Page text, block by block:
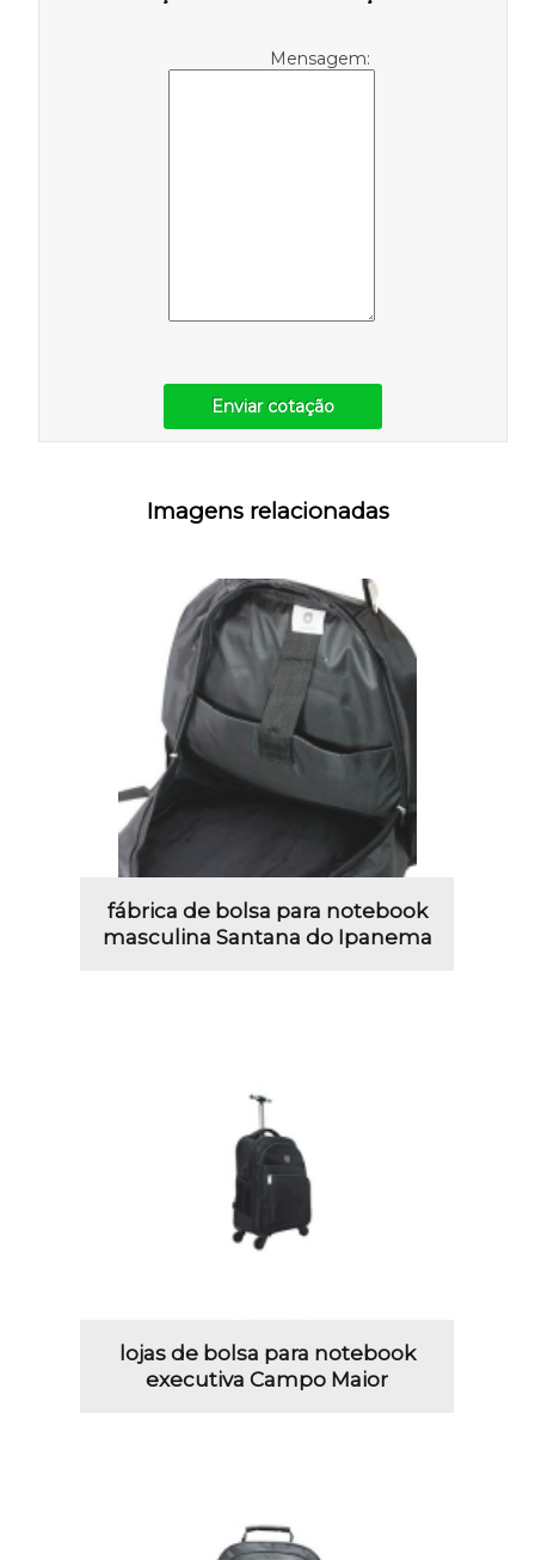
Mensagem:
Enviar cotação
Imagens relacionadas
fábrica de bolsa para notebook
masculina Santana do Ipanema
lojas de bolsa para notebook
executiva Campo Maior